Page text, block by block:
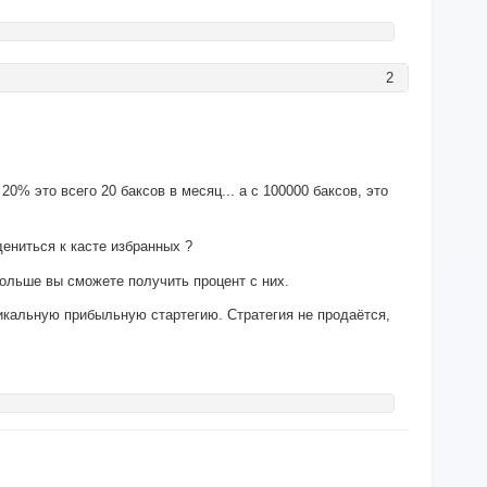
2
это всего 20 баксов в месяц... а с 100000 баксов, это
к касте избранных ?
вы сможете получить процент с них.
прибыльную стартегию. Стратегия не продаётся,